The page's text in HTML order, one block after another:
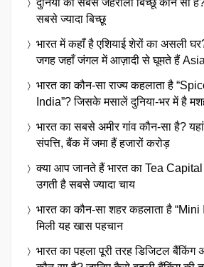
दुनिया का सबसे जहरीला बिच्छू कौन सा
सबसे ज्यादा बिच्छू
भारत में कहाँ है एशियाई शेरों का असली
जगह जहाँ जंगल में आज़ादी से घूमते हैं
भारत का कौन-सा राज्य कहलाता है
India”? जिसके मसालें दुनिया-भर में है
भारत का सबसे अमीर गांव कौन-सा है?
संपत्ति, बैंक में जमा हैं हजारों करोड़
क्या आप जानते हैं भारत का Tea Capital
उगती है सबसे ज्यादा चाय
भारत का कौन-सा शहर कहलाता है “Mini
मिली यह खास पहचान
भारत का पहला पूरी तरह डिजिटल बैंकिंग